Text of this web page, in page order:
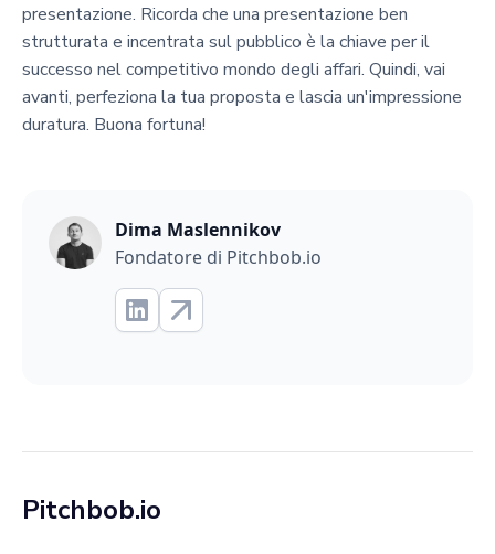
presentazione. Ricorda che una presentazione ben
strutturata e incentrata sul pubblico è la chiave per il
successo nel competitivo mondo degli affari. Quindi, vai
avanti, perfeziona la tua proposta e lascia un'impressione
duratura. Buona fortuna!
Dima Maslennikov
Fondatore di Pitchbob.io
Pitchbob.io